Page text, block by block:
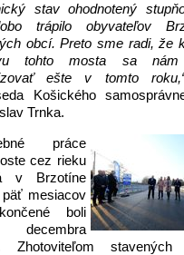
stav ohodnotený
trápilo obyvateľov
obcí. Preto sme radi, že
tohto mosta sa nám
ešte v tomto
Košického
Trnka.
práce
cez rieku
v Brzotíne
mesiacov
boli
Zhotoviteľom